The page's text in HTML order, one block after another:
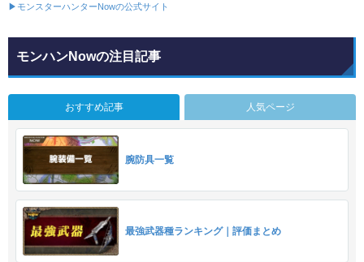
▶モンスターハンターNowの公式サイト
モンハンNowの注目記事
おすすめ記事 人気ページ
腕防具一覧
最強武器種ランキング｜評価まとめ